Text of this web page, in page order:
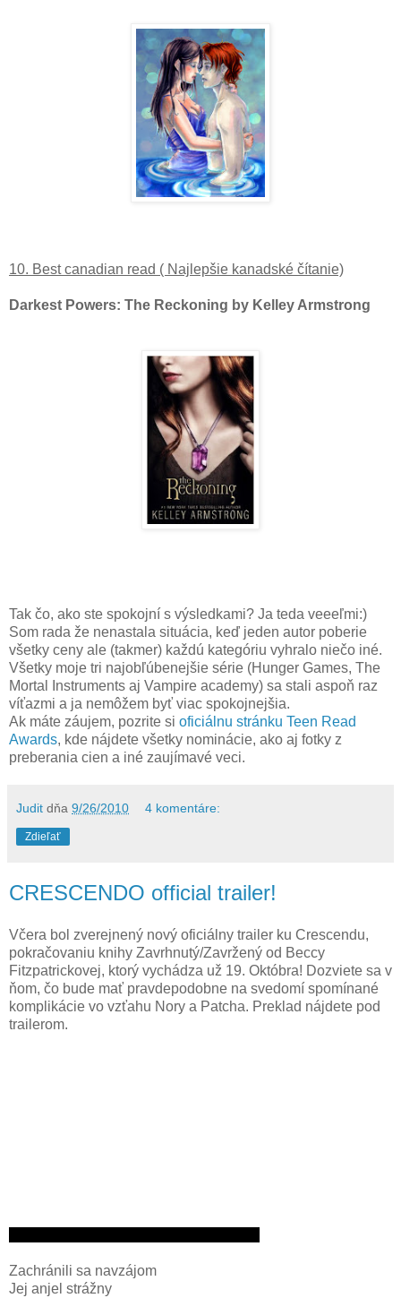
10. Best canadian read ( Najlepšie kanadské čítanie)
Darkest Powers: The Reckoning by Kelley Armstrong
Tak čo, ako ste spokojní s výsledkami? Ja teda veeeľmi:)
Som rada že nenastala situácia, keď jeden autor poberie
všetky ceny ale (takmer) každú kategóriu vyhralo niečo iné.
Všetky moje tri najobľúbenejšie série (Hunger Games, The
Mortal Instruments aj Vampire academy) sa stali aspoň raz
víťazmi a ja nemôžem byť viac spokojnejšia.
Ak máte záujem, pozrite si oficiálnu stránku Teen Read
Awards, kde nájdete všetky nominácie, ako aj fotky z
preberania cien a iné zaujímavé veci.
Judit dňa 9/26/2010 4 komentáre:
Zdieľať
CRESCENDO official trailer!
Včera bol zverejnený nový oficiálny trailer ku Crescendu,
pokračovaniu knihy Zavrhnutý/Zavržený od Beccy
Fitzpatrickovej, ktorý vychádza už 19. Októbra! Dozviete sa v
ňom, čo bude mať pravdepodobne na svedomí spomínané
komplikácie vo vzťahu Nory a Patcha. Preklad nájdete pod
trailerom.
Zachránili sa navzájom
Jej anjel strážny